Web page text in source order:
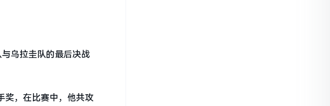
乌拉圭队的最后决战
奖，在比赛中，他共攻